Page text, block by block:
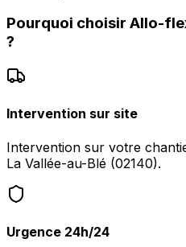
Pourquoi choisir Allo-
?
Intervention sur site
Intervention sur votre
La Vallée-au-Blé (02140).
Urgence 24h/24